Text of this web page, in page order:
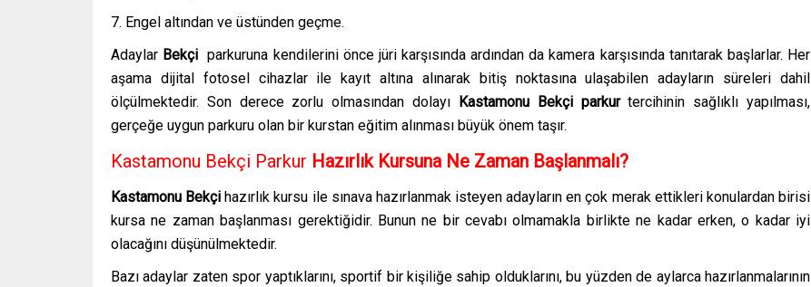
Engel altından ve üstünden geçme.
Adaylar Bekçi parkuruna kendilerini önce jüri karşısında ardından da kamera karşısında tanıtarak başlarlar. Her
aşama dijital fotosel cihazlar ile kayıt altına alınarak bitiş noktasına ulaşabilen adayların süreleri dahil
ölçülmektedir. Son derece zorlu olmasından dolayı Kastamonu Bekçi parkurtercihinin sağlıklı yapılması,
gerçeğe uygun parkuru olan bir kurstan eğitim alınması büyük önem taşır.
Kastamonu Bekçi Parkur Hazırlık Kursuna Ne Zaman Başlanmalı?
Kastamonu Bekçihazırlık kursu ile sınava hazırlanmak isteyen adayların en çok merak ettikleri konulardan birisi
kursa ne zaman başlanması gerektiğidir. Bunun ne bir cevabı olmamakla birlikte ne kadar erken, o kadar iyi
olacağını düşünülmektedir.
Bazı adaylar zaten spor yaptıklarını, sportif bir kişiliğe sahip olduklarını, bu yüzden de aylarca hazırlanmalarının